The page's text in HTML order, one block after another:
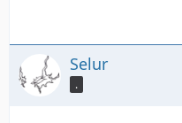
Selur
.